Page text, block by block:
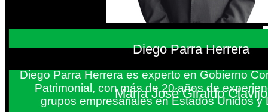
Diego Parra Herrera
Diego Parra Herrera es experto en Gobierno
Patrimonial, con más de 20 años de
grupos empresariales en Estados Unidos y
María José Giraldo Clavijo